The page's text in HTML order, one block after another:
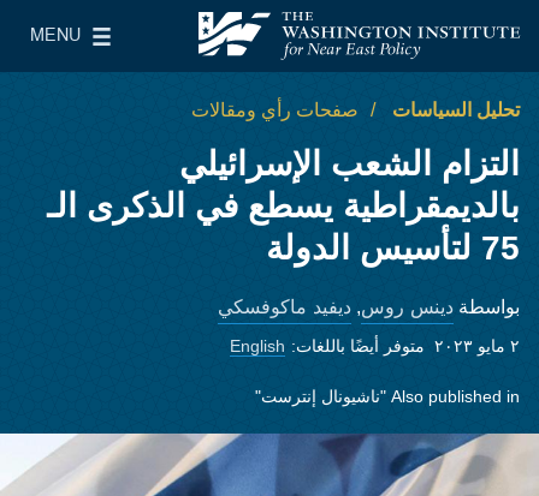
معهد واشنطن لسياسات الشرق الأدنى
MENU
Main Menu
تحليل السياسات صفحات رأي ومقالات
التزام الشعب الإسرائيلي
بالديمقراطية يسطع في الذكرى الـ
75 لتأسيس الدولة
بواسطة دينس روس, ديفيد ماكوفسكي
٢ مايو ٢٠٢٣ متوفر أيضًا باللغات: English
Also published in "ناشيونال إنترست"